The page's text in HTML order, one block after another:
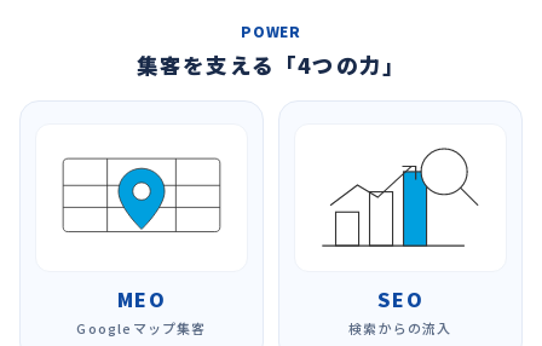
POWER
集客を支える「4つの力」
MEO
Googleマップ集客
SEO
検索からの流入